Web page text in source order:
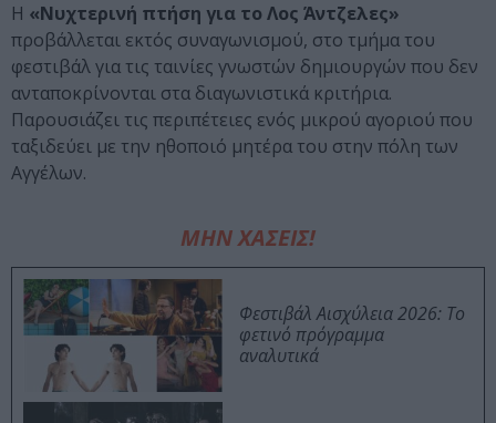
Η «Νυχτερινή πτήση για το Λος Άντζελες»
προβάλλεται εκτός συναγωνισμού, στο τμήμα του
φεστιβάλ για τις ταινίες γνωστών δημιουργών που δεν
ανταποκρίνονται στα διαγωνιστικά κριτήρια.
Παρουσιάζει τις περιπέτειες ενός μικρού αγοριού που
ταξιδεύει με την ηθοποιό μητέρα του στην πόλη των
Αγγέλων.
ΜΗΝ ΧΑΣΕΙΣ!
Φεστιβάλ Αισχύλεια 2026: Το
φετινό πρόγραμμα
αναλυτικά